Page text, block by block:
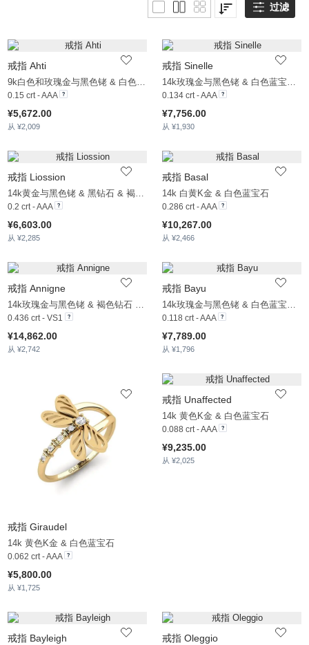
过滤
戒指 Ahti
9k白色和玫瑰金与黑色铑 & 白色蓝宝石 & 褐色钻石
0.15 crt - AAA
¥5,672.00
从 ¥2,009
戒指 Sinelle
14k玫瑰金与黑色铑 & 白色蓝宝石 & 褐色钻石
0.134 crt - AAA
¥7,756.00
从 ¥1,930
戒指 Liossion
14k黄金与黑色铑 & 黑钻石 & 褐色钻石 & 白色蓝宝石
0.2 crt - AAA
¥6,603.00
从 ¥2,285
戒指 Basal
14k 白黄K金 & 白色蓝宝石
0.286 crt - AAA
¥10,267.00
从 ¥2,466
戒指 Annigne
14k玫瑰金与黑色铑 & 褐色钻石 & 黑钻石 & 白色蓝宝石
0.436 crt - VS1
¥14,862.00
从 ¥2,742
戒指 Bayu
14k玫瑰金与黑色铑 & 白色蓝宝石 & 褐色钻石
0.118 crt - AAA
¥7,789.00
从 ¥1,796
戒指 Giraudel
14k 黄色K金 & 白色蓝宝石
0.062 crt - AAA
¥5,800.00
从 ¥1,725
戒指 Unaffected
14k 黄色K金 & 白色蓝宝石
0.088 crt - AAA
¥9,235.00
从 ¥2,025
戒指 Bayleigh 戒指 Oleggio